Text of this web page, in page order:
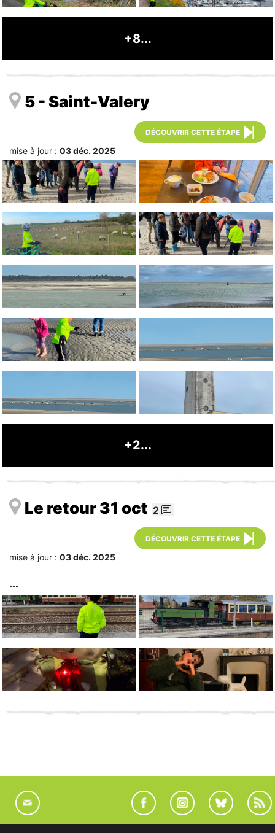
+8...
5 - Saint-Valery
DÉCOUVRIR CETTE ÉTAPE
mise à jour : 03 déc. 2025
+2...
Le retour 31 oct 2
DÉCOUVRIR CETTE ÉTAPE
mise à jour : 03 déc. 2025